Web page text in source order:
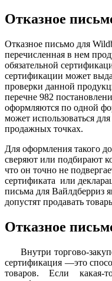
Отказное
Отказное письмо для
перечисленная в нем
обязательной
сертификации может
проверки данной
перечне 982
оформляются по одной
может использоваться
продажных точках.
Для оформления такого
сверяют или подбирают
что он точно не
сертификата или
письма для Вайлдберриз
допустят продавать
Отказное
Внутри торгово-
сертификация —это
товаров. Если